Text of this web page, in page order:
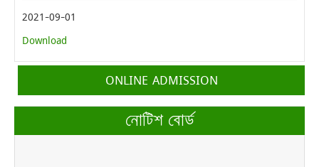
2021-09-01
Download
ONLINE ADMISSION
নোটিশ বোর্ড